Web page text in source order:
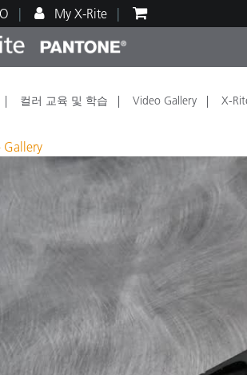
My X-Rite
품 제품
패키징
틱
페인
화장
원 서비
소스 교육
컬러 교육 및 학습 Video Gallery X-
Gallery